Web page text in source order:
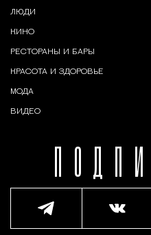
ЛЮДИ
КИНО
РЕСТОРАНЫ И БАРЫ
КРАСОТА И ЗДОРОВЬЕ
МОДА
ВИДЕО